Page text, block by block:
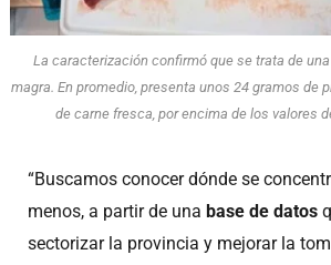
La caracterización confirmó que se trata de
magra. En promedio, presenta unos 24 gramos de
de carne fresca, por encima de los valores
“Buscamos conocer dónde se
menos, a partir de una base de datos
sectorizar la provincia y mejorar la